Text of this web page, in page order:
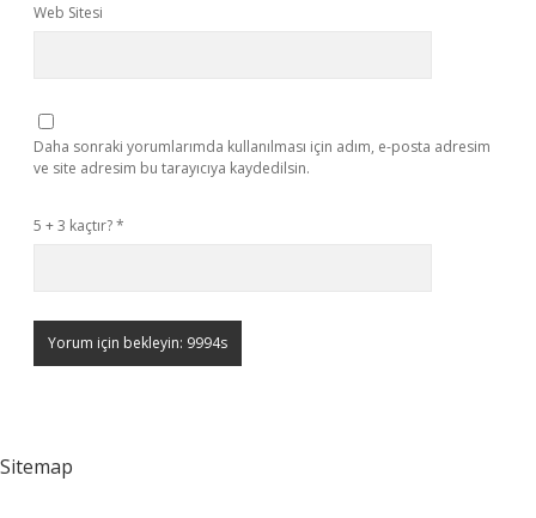
Web Sitesi
Daha sonraki yorumlarımda kullanılması için adım, e-posta adresim
ve site adresim bu tarayıcıya kaydedilsin.
5 + 3 kaçtır?*
Sitemap